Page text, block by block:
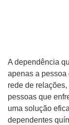
A dependência
apenas a pessoa
rede de
pessoas que
uma solução
dependentes